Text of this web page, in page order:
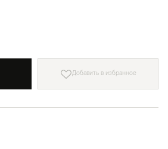
Добавить в избранное